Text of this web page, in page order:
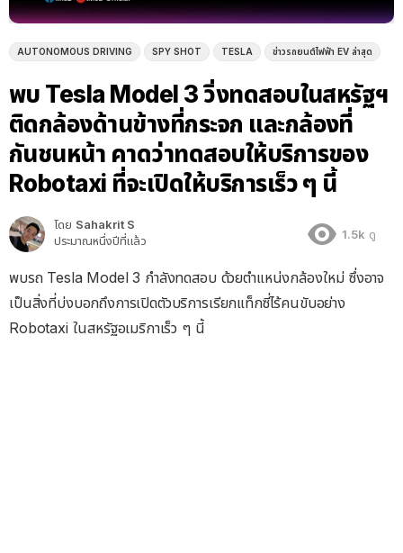
AUTONOMOUS DRIVING SPY SHOT TESLA ข่าวรถยนต์ไฟฟ้า EV ล่าสุด
พบ Tesla Model 3 วิ่งทดสอบในสหรัฐฯ
ติดกล้องด้านข้างที่กระจก และกล้องที่
กันชนหน้า คาดว่าทดสอบให้บริการของ
Robotaxi ที่จะเปิดให้บริการเร็ว ๆ นี้
โดย Sahakrit S
ประมาณหนึ่งปีที่แล้ว
1.5k ดู
พบรถ Tesla Model 3 กำลังทดสอบ ด้วยตำแหน่งกล้องใหม่ ซึ่งอาจ
เป็นสิ่งที่บ่งบอกถึงการเปิดตัวบริการเรียกแท็กซี่ไร้คนขับอย่าง
Robotaxi ในสหรัฐอเมริกาเร็ว ๆ นี้